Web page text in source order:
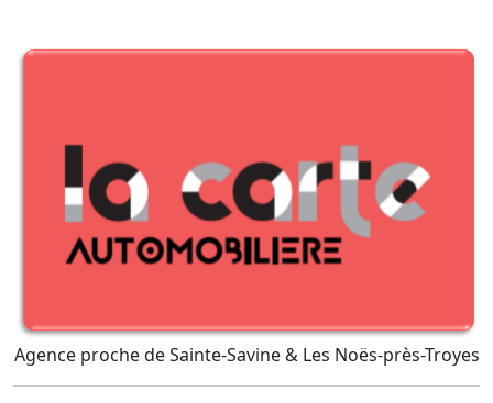
Agence proche de Sainte-Savine & Les Noës-près-Troyes